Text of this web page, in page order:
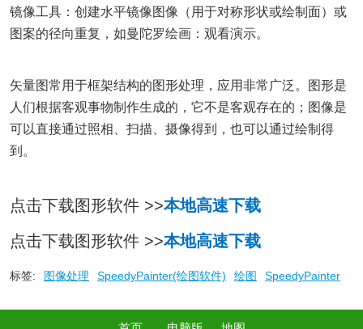
镜像工具：创建水平镜像图像（用于对称形状或绘制面）或
图案的径向重复，如曼陀罗绘画：观看演示。
矢量图常用于框架结构的图形处理，应用非常广泛。图形是
人们根据客观事物制作生成的，它不是客观存在的；图像是
可以直接通过照相、扫描、摄像得到，也可以通过绘制得
到。
点击下载图形软件 >>本地高速下载
点击下载图形软件 >>本地高速下载
标签: 图像处理 SpeedyPainter(绘图软件) 绘图 SpeedyPainter